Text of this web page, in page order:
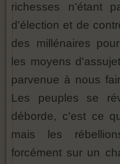
richesses n'étant
d'élection et de
des millénaires
les moyens
parvenue à nous
Les peuples se
déborde, c'est ce
mais les
forcément sur un